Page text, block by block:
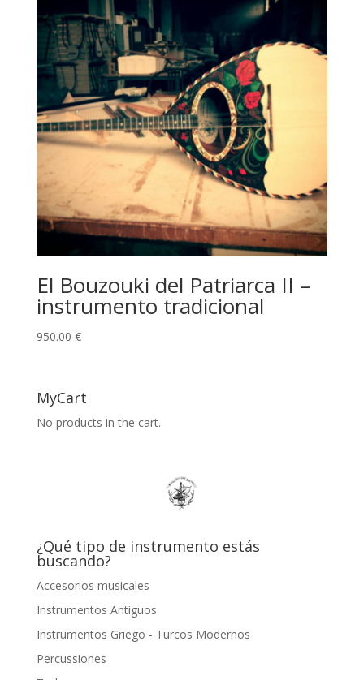
El Bouzouki del Patriarca II –
instrumento tradicional
950.00 €
MyCart
No products in the cart.
¿Qué tipo de instrumento estás
buscando?
Accesorios musicales
Instrumentos Antiguos
Instrumentos Griego - Turcos Modernos
Percussiones